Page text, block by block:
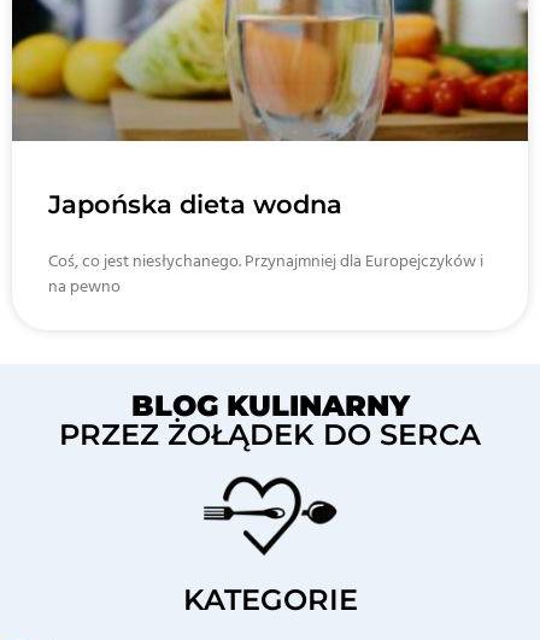
Japońska dieta wodna
Coś, co jest niesłychanego. Przynajmniej dla Europejczyków i
na pewno
BLOG KULINARNY
PRZEZ ŻOŁĄDEK DO SERCA
KATEGORIE